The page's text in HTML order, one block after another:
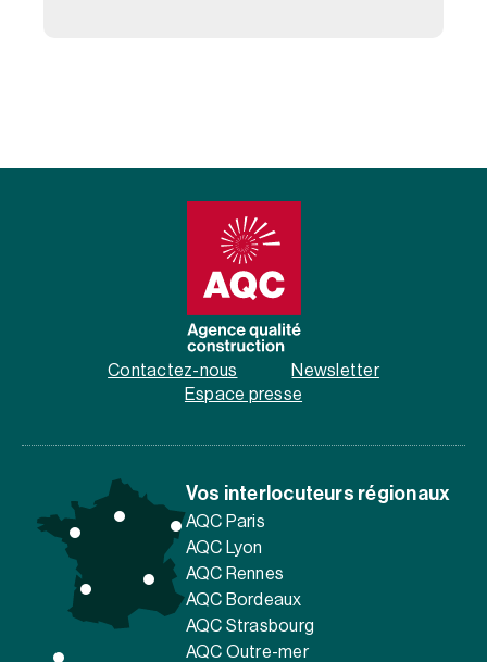
Contactez-nous
Newsletter
Espace presse
Vos interlocuteurs régionaux
AQC Paris
AQC Lyon
AQC Rennes
AQC Bordeaux
AQC Strasbourg
AQC Outre-mer